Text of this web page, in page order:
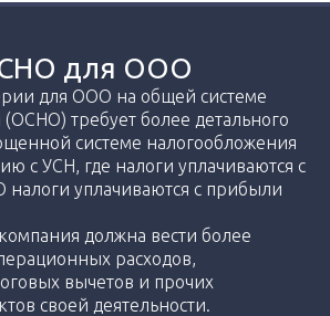
для ООО
для ООО на общей системе
требует более детального
системе налогообложения
с УСН, где налоги уплачиваются с
уплачиваются с прибыли
должна вести более
расходов,
вычетов и прочих
своей деятельности.